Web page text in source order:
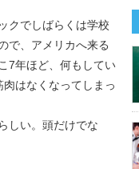
クでしばらくは学校
で、アメリカへ来る
7年ほど、何もしてい
はなくなってしまっ
しい。頭だけでな